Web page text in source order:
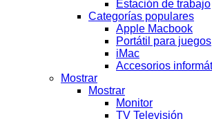
Estación de trabajo
Categorías populares
Apple Macbook
Portátil para juegos
iMac
Accesorios
Mostrar
Mostrar
Monitor
TV Televisión